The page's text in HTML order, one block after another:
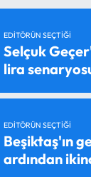
EDITÖRÜN SEÇTIĞI
Selçuk
lira
EDITÖRÜN SEÇTIĞI
Beşiktaş'ın
ardından